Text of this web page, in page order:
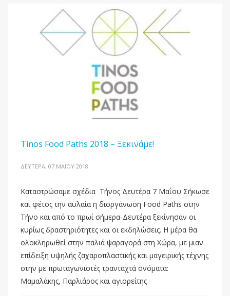
Tinos Food Paths 2018 – Ξεκινάμε!
ΔΕΥΤΈΡΑ, 07 ΜΑΪ́ΟΥ 2018
Καταστρώσαμε σχέδια Τήνος Δευτέρα 7 Μαΐου Σήκωσε
και φέτος την αυλαία η διοργάνωση Food Paths στην
Τήνο και από το πρωί σήμερα-Δευτέρα ξεκίνησαν οι
κυρίως δραστηριότητες και οι εκδηλώσεις. Η μέρα θα
ολοκληρωθεί στην παλιά ψαραγορά στη Χώρα, με μιαν
επίδειξη υψηλής ζαχαροπλαστικής και μαγειρικής τέχνης
στην με πρωταγωνιστές τρανταχτά ονόματα:
Μαμαλάκης, Παρλιάρος και αγιορείτης